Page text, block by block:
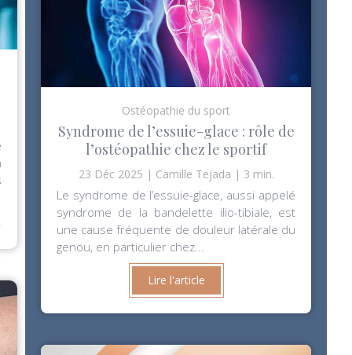
Ostéopathie du sport
Syndrome de l’essuie-glace : rôle de
l’ostéopathie chez le sportif
23 Déc 2025 Camille Tejada 3 min.
Le syndrome de l’essuie-glace, aussi appelé
syndrome de la bandelette ilio-tibiale, est
une cause fréquente de douleur latérale du
genou, en particulier chez...
Lire l'article